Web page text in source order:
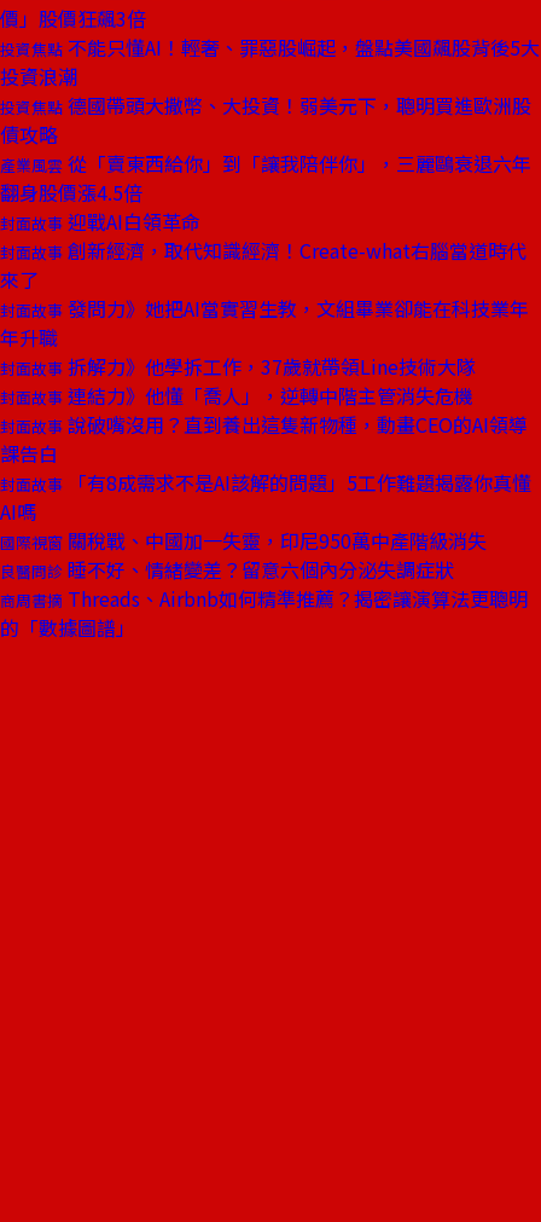
價」股價狂飆3倍
投資焦點 不能只懂AI！輕奢、罪惡股崛起，盤點美國飆股背後5大
投資浪潮
投資焦點 德國帶頭大撒幣、大投資！弱美元下，聰明買進歐洲股
債攻略
產業風雲 從「賣東西給你」到「讓我陪伴你」，三麗鷗衰退六年
翻身股價漲4.5倍
封面故事 迎戰AI白領革命
封面故事 創新經濟，取代知識經濟！Create-what右腦當道時代
來了
封面故事 發問力》她把AI當實習生教，文組畢業卻能在科技業年
年升職
封面故事 拆解力》他學拆工作，37歲就帶領Line技術大隊
封面故事 連結力》他懂「喬人」，逆轉中階主管消失危機
封面故事 說破嘴沒用？直到養出這隻新物種，動畫CEO的AI領導
課告白
封面故事
「有8成需求不是AI該解的問題」5工作難題揭露你真懂
AI嗎
國際視窗 關稅戰、中國加一失靈，印尼950萬中產階級消失
良醫問診 睡不好、情緒變差？留意六個內分泌失調症狀
商周書摘 Threads、Airbnb如何精準推薦？揭密讓演算法更聰明
的「數據圖譜」